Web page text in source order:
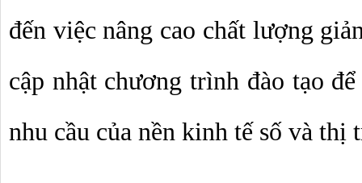
đến việc nâng cao chất lượng
cập nhật chương trình đào tạo
nhu cầu của nền kinh tế số và thị